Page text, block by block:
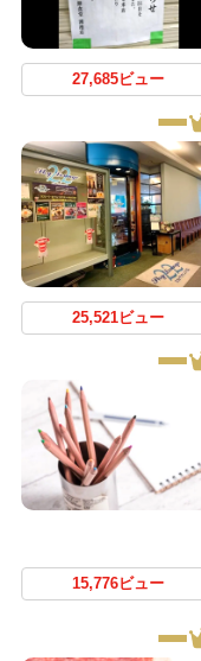
27,685ビュー
25,521ビュー
15,776ビュー